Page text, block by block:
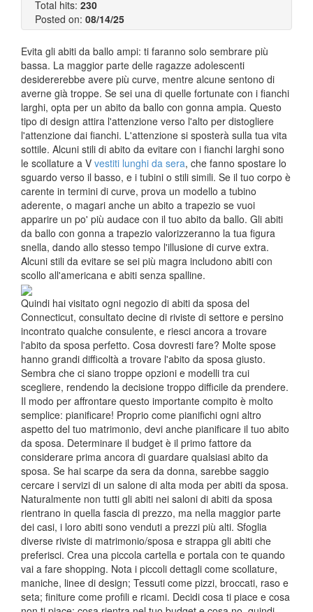
Total hits: 230
Posted on: 08/14/25
Evita gli abiti da ballo ampi: ti faranno solo sembrare più
bassa. La maggior parte delle ragazze adolescenti
desidererebbe avere più curve, mentre alcune sentono di
averne già troppe. Se sei una di quelle fortunate con i fianchi
larghi, opta per un abito da ballo con gonna ampia. Questo
tipo di design attira l'attenzione verso l'alto per distogliere
l'attenzione dai fianchi. L'attenzione si sposterà sulla tua vita
sottile. Alcuni stili di abito da evitare con i fianchi larghi sono
le scollature a V vestiti lunghi da sera, che fanno spostare lo
sguardo verso il basso, e i tubini o stili simili. Se il tuo corpo è
carente in termini di curve, prova un modello a tubino
aderente, o magari anche un abito a trapezio se vuoi
apparire un po' più audace con il tuo abito da ballo. Gli abiti
da ballo con gonna a trapezio valorizzeranno la tua figura
snella, dando allo stesso tempo l'illusione di curve extra.
Alcuni stili da evitare se sei più magra includono abiti con
scollo all'americana e abiti senza spalline.
Quindi hai visitato ogni negozio di abiti da sposa del
Connecticut, consultato decine di riviste di settore e persino
incontrato qualche consulente, e riesci ancora a trovare
l'abito da sposa perfetto. Cosa dovresti fare? Molte spose
hanno grandi difficoltà a trovare l'abito da sposa giusto.
Sembra che ci siano troppe opzioni e modelli tra cui
scegliere, rendendo la decisione troppo difficile da prendere.
Il modo per affrontare questo importante compito è molto
semplice: pianificare! Proprio come pianifichi ogni altro
aspetto del tuo matrimonio, devi anche pianificare il tuo abito
da sposa. Determinare il budget è il primo fattore da
considerare prima ancora di guardare qualsiasi abito da
sposa. Se hai scarpe da sera da donna, sarebbe saggio
cercare i servizi di un salone di alta moda per abiti da sposa.
Naturalmente non tutti gli abiti nei saloni di abiti da sposa
rientrano in quella fascia di prezzo, ma nella maggior parte
dei casi, i loro abiti sono venduti a prezzi più alti. Sfoglia
diverse riviste di matrimonio/sposa e strappa gli abiti che
preferisci. Crea una piccola cartella e portala con te quando
vai a fare shopping. Nota i piccoli dettagli come scollature,
maniche, linee di design; Tessuti come pizzi, broccati, raso e
seta; finiture come profili e ricami. Decidi cosa ti piace e cosa